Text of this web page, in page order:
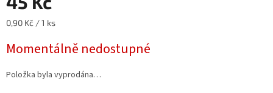
Měrná
0,90 Kč / 1 ks
Momentálně nedostupné
Položka byla vyprodána…